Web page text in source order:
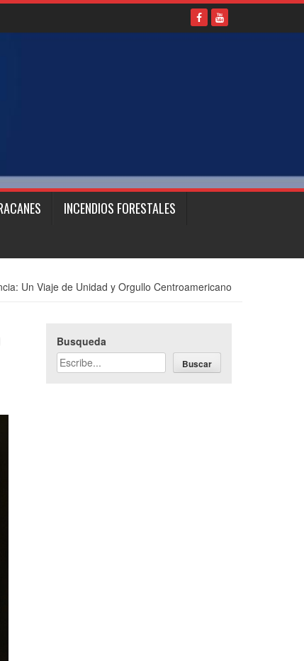
INCENDIOS FORESTALES
Un Viaje de Unidad y Orgullo Centroamericano
Busqueda
Buscar